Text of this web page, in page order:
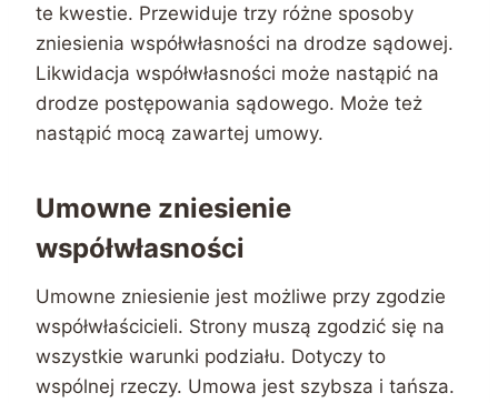
te kwestie. Przewiduje trzy różne sposoby
zniesienia współwłasności na drodze sądowej.
Likwidacja współwłasności może nastąpić na
drodze postępowania sądowego. Może też
nastąpić mocą zawartej umowy.
Umowne zniesienie
współwłasności
Umowne zniesienie jest możliwe przy zgodzie
współwłaścicieli. Strony muszą zgodzić się na
wszystkie warunki podziału. Dotyczy to
wspólnej rzeczy. Umowa jest szybsza i tańsza.